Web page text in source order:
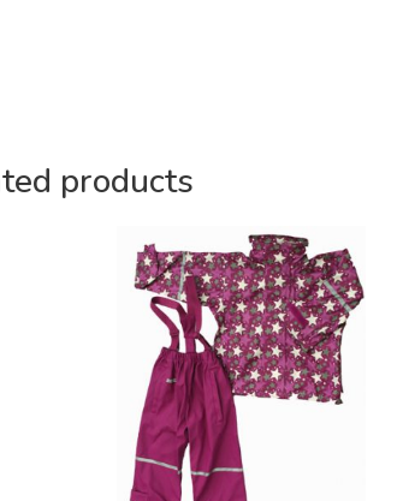
products